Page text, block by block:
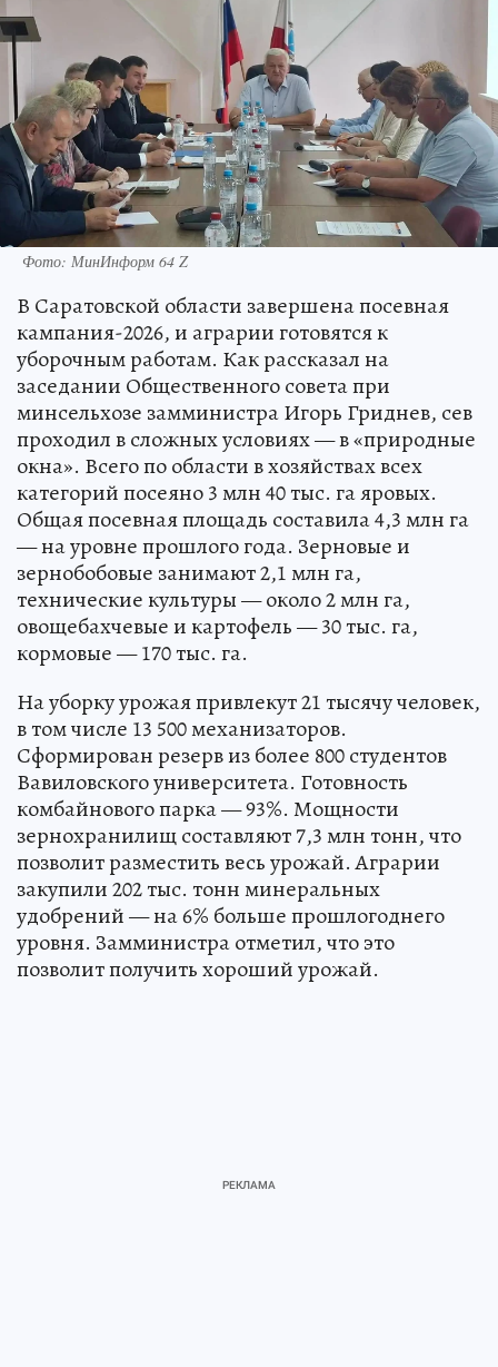
Фото: МинИнформ 64 Z
В Саратовской области завершена посевная
кампания-2026, и аграрии готовятся к
уборочным работам. Как рассказал на
заседании Общественного совета при
минсельхозе замминистра Игорь Гриднев, сев
проходил в сложных условиях — в «природные
окна». Всего по области в хозяйствах всех
категорий посеяно 3 млн 40 тыс. га яровых.
Общая посевная площадь составила 4,3 млн га
— на уровне прошлого года. Зерновые и
зернобобовые занимают 2,1 млн га,
технические культуры — около 2 млн га,
овощебахчевые и картофель — 30 тыс. га,
кормовые — 170 тыс. га.
На уборку урожая привлекут 21 тысячу человек,
в том числе 13 500 механизаторов.
Сформирован резерв из более 800 студентов
Вавиловского университета. Готовность
комбайнового парка — 93%. Мощности
зернохранилищ составляют 7,3 млн тонн, что
позволит разместить весь урожай. Аграрии
закупили 202 тыс. тонн минеральных
удобрений — на 6% больше прошлогоднего
уровня. Замминистра отметил, что это
позволит получить хороший урожай.